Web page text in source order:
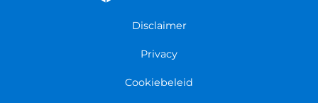
Disclaimer
Privacy
Cookiebeleid